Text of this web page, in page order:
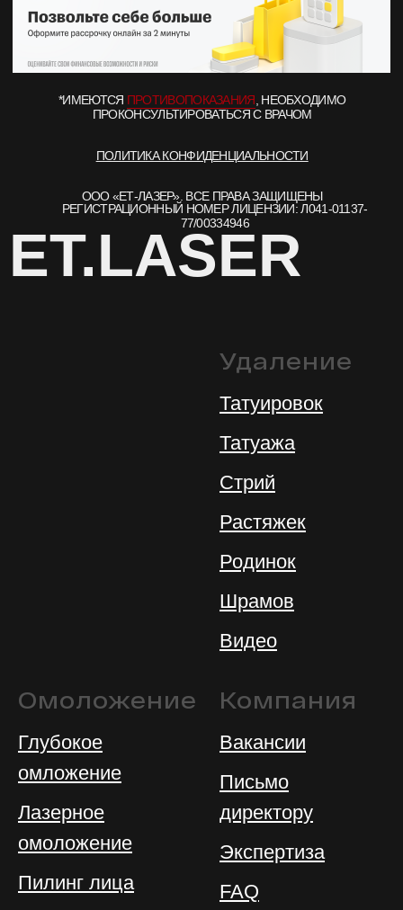
Удаление
Татуировок
Татуажа
Стрий
Растяжек
Родинок
Шрамов
Видео
Омоложение
Глубокое
омложение
Лазерное
омоложение
Пилинг лица
Компания
Вакансии
Письмо
директору
Экспертиза
FAQ